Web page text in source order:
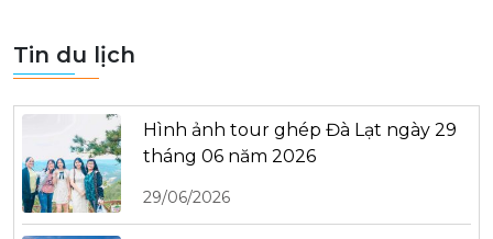
Tin du lịch
Hình ảnh tour ghép Đà Lạt ngày 29
tháng 06 năm 2026
29/06/2026